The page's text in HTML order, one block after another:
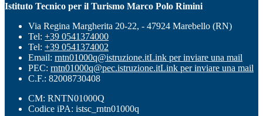
Istituto Tecnico per il Turismo Marco Polo Rimini
Via Regina Margherita 20-22, - 47924 Marebello (RN)
Tel: +39 0541374000
Tel: +39 0541374002
Email: rntn01000q@istruzione.itLink per inviare una mail
PEC: rntn01000q@pec.istruzione.itLink per inviare una mail
C.F.: 82008730408
CM: RNTN01000Q
Codice iPA: istsc_rntn01000q